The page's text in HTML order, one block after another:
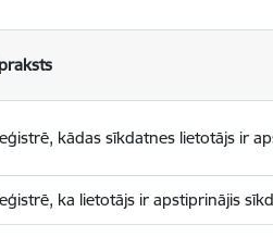
kādas sīkdatnes lietotājs ir
ka lietotājs ir apstiprinājis